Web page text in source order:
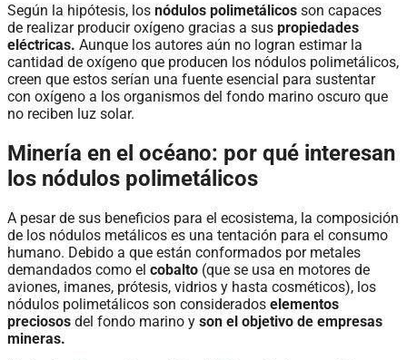
Según la hipótesis, los nódulos polimetálicos son capaces
de realizar producir oxígeno gracias a sus propiedades
eléctricas. Aunque los autores aún no logran estimar la
cantidad de oxígeno que producen los nódulos polimetálicos,
creen que estos serían una fuente esencial para sustentar
con oxígeno a los organismos del fondo marino oscuro que
no reciben luz solar.
Minería en el océano: por qué interesan
los nódulos polimetálicos
A pesar de sus beneficios para el ecosistema, la composición
de los nódulos metálicos es una tentación para el consumo
humano. Debido a que están conformados por metales
demandados como el cobalto (que se usa en motores de
aviones, imanes, prótesis, vidrios y hasta cosméticos), los
nódulos polimetálicos son considerados elementos
preciosos del fondo marino y son el objetivo de empresas
mineras.